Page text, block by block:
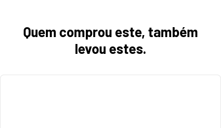
Quem comprou este, também
levou estes.